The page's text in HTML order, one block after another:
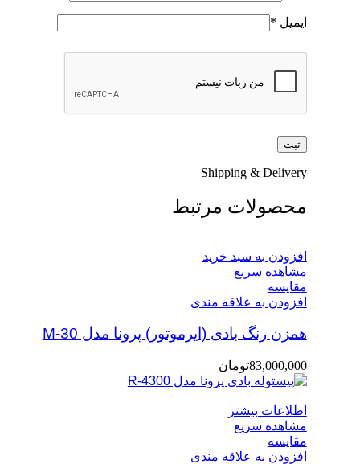
ایمیل *
Shipping & Delivery
محصولات مرتبط
افزودن به سبد خرید
مشاهده سریع
مقایسه
افزودن به علاقه مندی
همزن رنگ بادی (ایرموتور) پرونا مدل M-30
83,000,000تومان
اطلاعات بیشتر
مشاهده سریع
مقایسه
افزودن به علاقه مندی